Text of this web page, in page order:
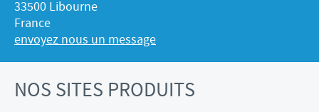
33500 Libourne
France
envoyez nous un message
NOS SITES PRODUITS